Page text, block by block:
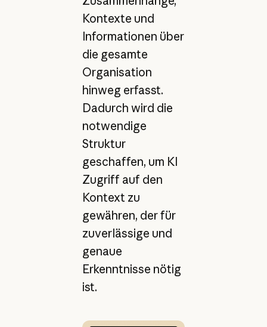
Kontexte und
Informationen über
die gesamte
Organisation
hinweg erfasst.
Dadurch wird die
notwendige
Struktur
geschaffen, um KI
Zugriff auf den
Kontext zu
gewähren, der für
zuverlässige und
genaue
Erkenntnisse nötig
ist.